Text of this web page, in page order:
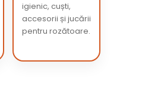
igienic, cuști,
accesorii și jucării
pentru rozătoare.